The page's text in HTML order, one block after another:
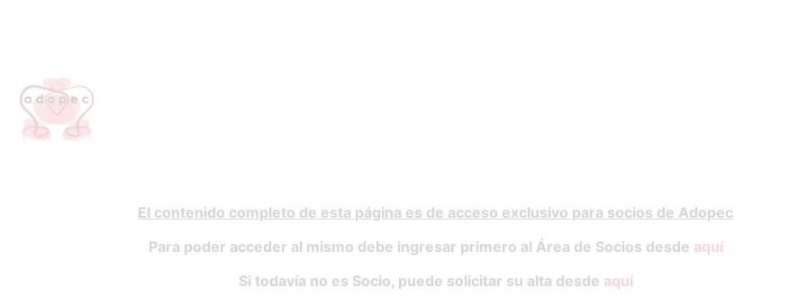
El contenido completo de esta página es de acceso exclusivo para socios de Adopec
Para poder acceder al mismo debe ingresar primero al Área de Socios desde aquí
Si todavía no es Socio, puede solicitar su alta desde aquí